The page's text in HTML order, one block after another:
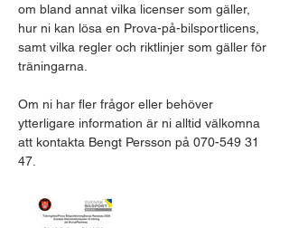
om bland annat vilka licenser som gäller,
hur ni kan lösa en Prova-på-bilsportlicens,
samt vilka regler och riktlinjer som gäller för
träningarna.​
Om ni har fler frågor eller behöver
ytterligare information är ni alltid välkomna
att kontakta Bengt Persson på 070-549 31
47.